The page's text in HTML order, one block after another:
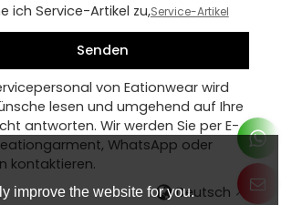
ich Service-Artikel zu,Service-Artikel
Senden
von Eationwear wird
lesen und umgehend auf Ihre
antworten. Wir werden Sie per E-
WhatsApp oder
kontaktieren.
Deutsch
improve the website for you.